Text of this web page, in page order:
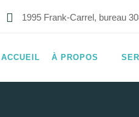
1995 Frank-Carrel, bureau
ACCUEIL À PROPOS